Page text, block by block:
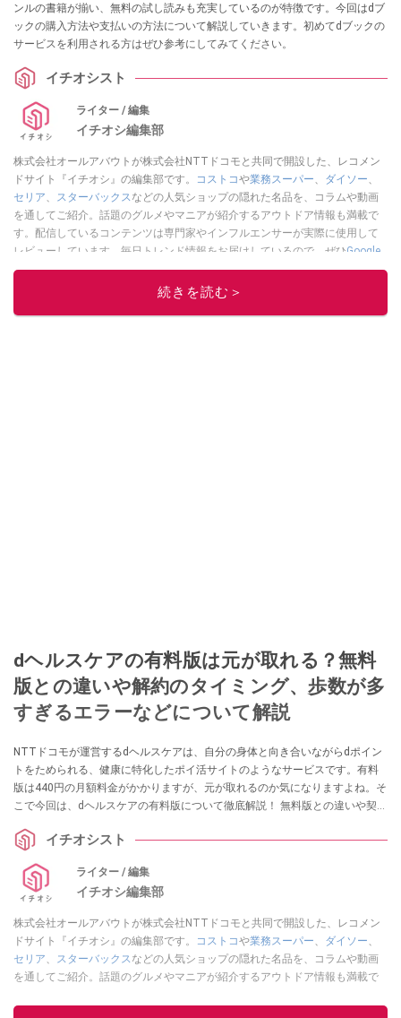
ンルの書籍が揃い、無料の試し読みも充実しているのが特徴です。今回はdブ
ックの購入方法や支払いの方法について解説していきます。初めてdブックの
サービスを利用される方はぜひ参考にしてみてください。
イチオシスト
ライター / 編集
イチオシ編集部
株式会社オールアバウトが株式会社NTTドコモと共同で開設した、レコメン
ドサイト『イチオシ』の編集部です。
コストコや業務スーパー、 ダイソー、
セリア、 スターバックスなどの人気ショップの隠れた名品を、コラムや動画
を通してご紹介。話題のグルメやマニアが紹介するアウトドア情報も満載で
す。配信しているコンテンツは専門家やインフルエンサーが実際に使用して
レビューしています。毎日トレンド情報をお届けしているので、ぜひGoogle
ニュースでフォローしてください！
このイチオシストの他の記事を読む
続きを読む＞
dヘルスケアの有料版は元が取れる？無料
版との違いや解約のタイミング、歩数が多
すぎるエラーなどについて解説
NTTドコモが運営するdヘルスケアは、自分の身体と向き合いながらdポイン
トをためられる、健康に特化したポイ活サイトのようなサービスです。有料
版は440円の月額料金がかかりますが、元が取れるのか気になりますよね。そ
こで今回は、dヘルスケアの有料版について徹底解説！ 無料版との違いや契約
上げした？」などの気になる疑問をまとめました。
イチオシスト
ライター / 編集
イチオシ編集部
株式会社オールアバウトが株式会社NTTドコモと共同で開設した、レコメン
ドサイト『イチオシ』の編集部です。
コストコや業務スーパー、 ダイソー、
セリア、 スターバックスなどの人気ショップの隠れた名品を、コラムや動画
を通してご紹介。話題のグルメやマニアが紹介するアウトドア情報も満載で
レビューしています。毎日トレンド情報をお届けしているので、ぜひ